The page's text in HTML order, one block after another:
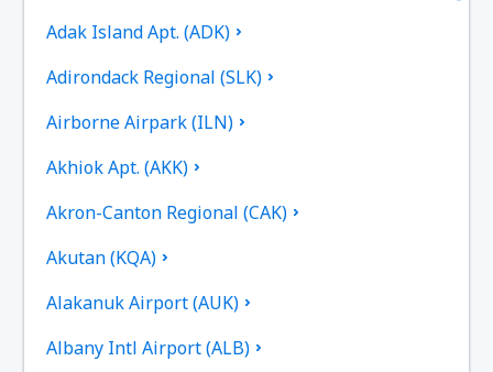
Adak Island Apt. (ADK)
Adirondack Regional (SLK)
Airborne Airpark (ILN)
Akhiok Apt. (AKK)
Akron-Canton Regional (CAK)
Akutan (KQA)
Alakanuk Airport (AUK)
Albany Intl Airport (ALB)